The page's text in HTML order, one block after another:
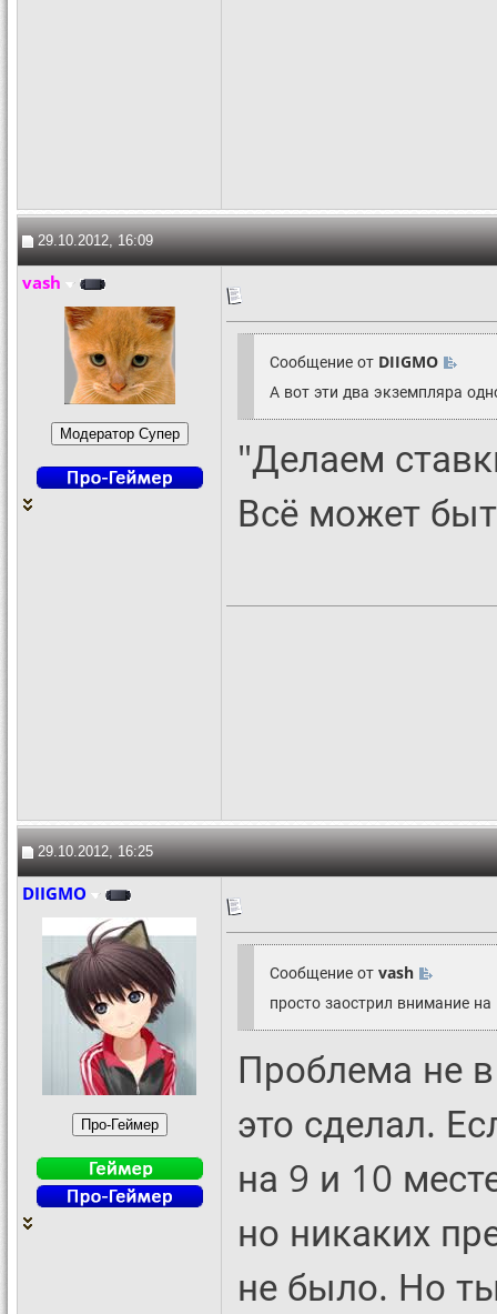
29.10.2012, 16:09
vash
Сообщение от DIIGMO
А вот эти два экземпляра
"Делаем
Всё может
29.10.2012, 16:25
DIIGMO
Сообщение от vash
просто заострил внимание на
Проблема не
это сделал.
на 9 и 10
но никаких
не было. Но